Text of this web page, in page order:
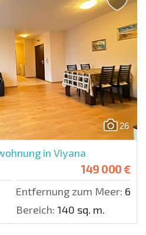
26
in Viyana
149 000 €
Entfernung zum Meer: 600
Bereich: 140 sq. m.